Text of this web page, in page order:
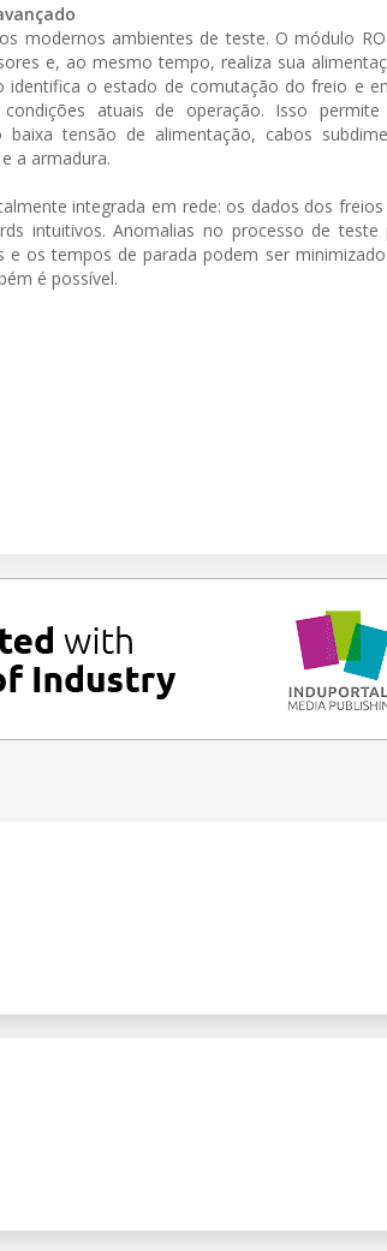
modernos ambientes de teste. O módulo
e, ao mesmo tempo, realiza sua
o estado de comutação do freio e
atuais de operação. Isso permite
tensão de alimentação, cabos
a armadura.
integrada em rede: os dados dos
intuitivos. Anomalias no processo de
e os tempos de parada podem ser
é possível.